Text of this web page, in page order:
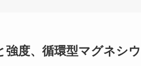
度、循環型マグネシウ